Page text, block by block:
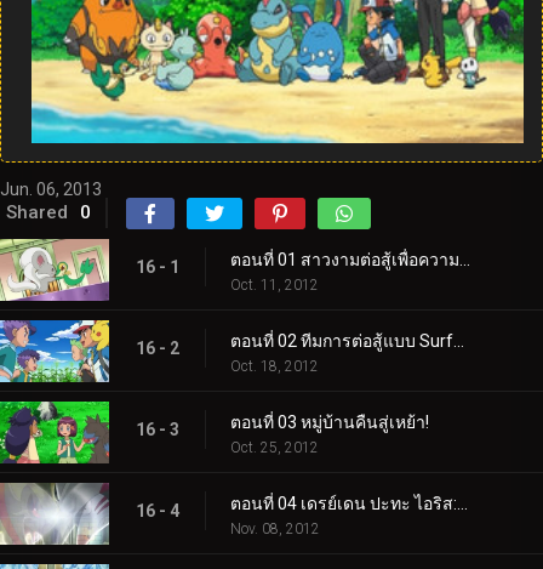
Jun. 06, 2013
Shared 0
16 - 1
Oct. 11, 2012
16 - 2
Oct. 18, 2012
16 - 3 ตอนที่ 03 หมู่บ้านคืนสู่เหย้า!
Oct. 25, 2012
16 - 4
Nov. 08, 2012